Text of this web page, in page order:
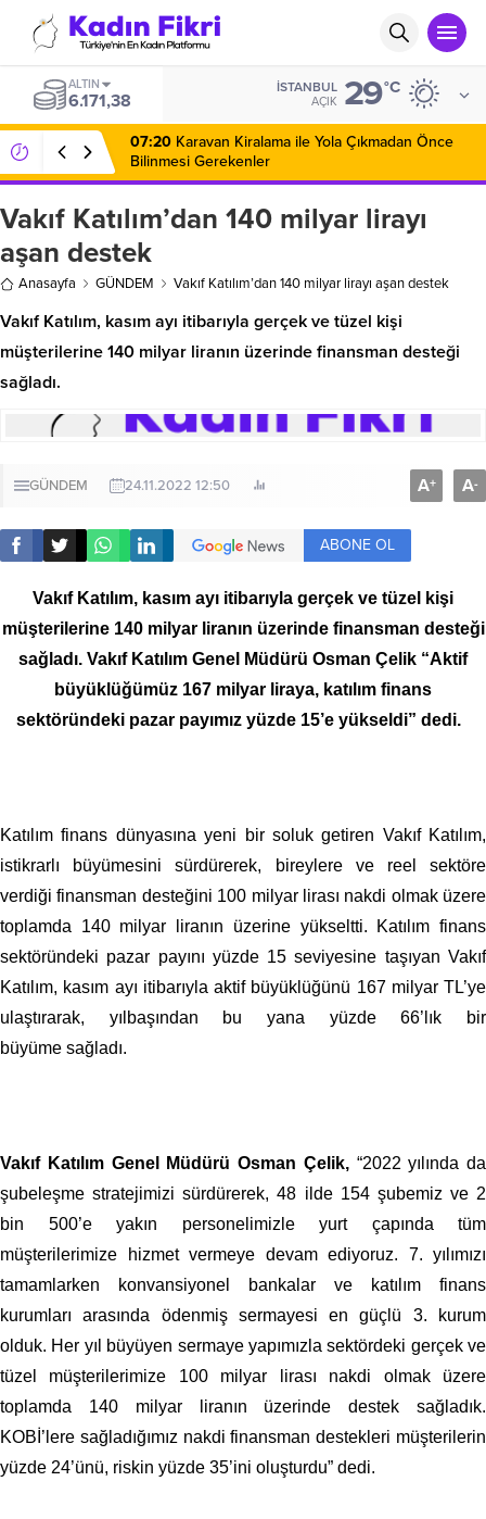
ALTIN
6.171,38
İSTANBUL
AÇIK 29°C
07:20 Karavan Kiralama ile Yola Çıkmadan Önce
Bilinmesi Gerekenler
Vakıf Katılım’dan 140 milyar lirayı
aşan destek
Anasayfa GÜNDEM Vakıf Katılım’dan 140 milyar lirayı aşan destek
Vakıf Katılım, kasım ayı itibarıyla gerçek ve tüzel kişi
müşterilerine 140 milyar liranın üzerinde finansman desteği
sağladı.
GÜNDEM 24.11.2022 12:50 A+ A-
ABONE OL
Vakıf Katılım, kasım ayı itibarıyla gerçek ve tüzel kişi
müşterilerine 140 milyar liranın üzerinde finansman desteği
sağladı. Vakıf Katılım Genel Müdürü Osman Çelik “Aktif
büyüklüğümüz 167 milyar liraya, katılım finans
sektöründeki pazar payımız yüzde 15’e yükseldi” dedi.
Katılım finans dünyasına yeni bir soluk getiren Vakıf Katılım,
istikrarlı büyümesini sürdürerek, bireylere ve reel sektöre
verdiği finansman desteğini 100 milyar lirası nakdi olmak üzere
toplamda 140 milyar liranın üzerine yükseltti. Katılım finans
sektöründeki pazar payını yüzde 15 seviyesine taşıyan Vakıf
Katılım, kasım ayı itibarıyla aktif büyüklüğünü 167 milyar TL’ye
ulaştırarak, yılbaşından bu yana yüzde 66’lık bir
büyüme sağladı.
Vakıf Katılım Genel Müdürü Osman Çelik,“2022 yılında da
şubeleşme stratejimizi sürdürerek, 48 ilde 154 şubemiz ve 2
bin 500’e yakın personelimizle yurt çapında tüm
müşterilerimize hizmet vermeye devam ediyoruz. 7. yılımızı
tamamlarken konvansiyonel bankalar ve katılım finans
kurumları arasında ödenmiş sermayesi en güçlü 3. kurum
olduk. Her yıl büyüyen sermaye yapımızla sektördeki gerçek ve
tüzel müşterilerimize 100 milyar lirası nakdi olmak üzere
toplamda 140 milyar liranın üzerinde destek sağladık.
KOBİ’lere sağladığımız nakdi finansman destekleri müşterilerin
yüzde 24’ünü, riskin yüzde 35’ini oluşturdu” dedi.